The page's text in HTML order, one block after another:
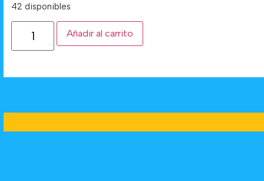
42 disponibles
Añadir al carrito